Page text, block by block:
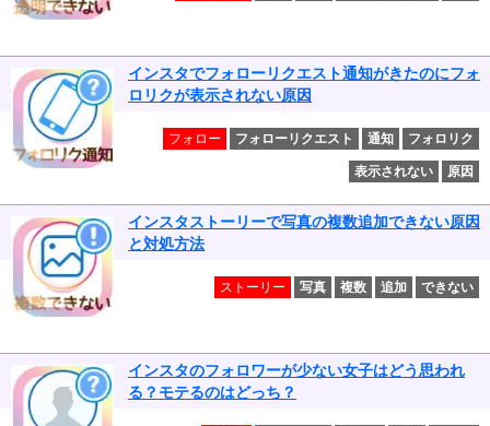
インスタでフォローリクエスト通知がきたのにフォ
ロリクが表示されない原因
フォロー フォローリクエスト 通知 フォロリク
表示されない 原因
インスタストーリーで写真の複数追加できない原因
と対処方法
ストーリー 写真 複数 追加 できない
インスタのフォロワーが少ない女子はどう思われ
る？モテるのはどっち？